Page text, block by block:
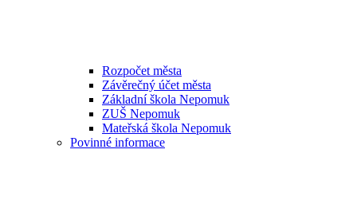
Rozpočet města
Závěrečný účet města
Základní škola Nepomuk
ZUŠ Nepomuk
Mateřská škola Nepomuk
Povinné informace